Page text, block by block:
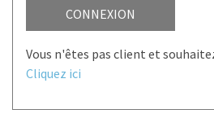
CONNEXION
Vous n'êtes pas client et
Cliquez ici